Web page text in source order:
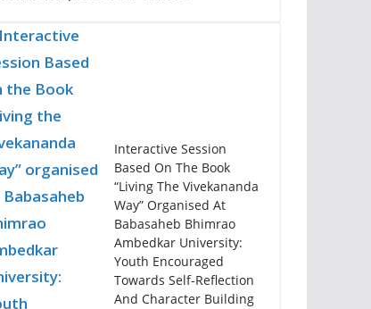
Interactive Session
Based On The Book
“Living The Vivekananda
Way” Organised At
Babasaheb Bhimrao
Ambedkar University:
Youth Encouraged
Towards Self-Reflection
And Character Building